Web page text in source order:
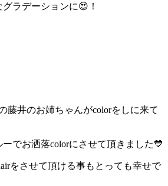
ラデーションに😍！
藤井のお姉ちゃんがcolorをしに来て
でお洒落colorにさせて頂きました💙
をさせて頂ける事もとっても幸せで